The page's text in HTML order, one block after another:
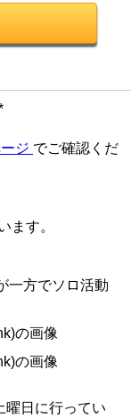
ジ でご確認くだ
ます。
一方でソロ活動
日に行ってい